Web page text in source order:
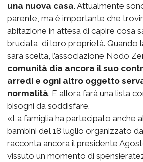
una nuova casa. Attualmente
parente, ma è importante che
abitazione in attesa di capire cosa
bruciata, di loro proprietà. Quando
sarà scelta, l’associazione Nodo
comunità dia ancora il suo
arredi e ogni altro oggetto
normalità. E allora farà una lista
bisogni da soddisfare.
«La famiglia ha partecipato anche
bambini del 18 luglio organizzato
racconta ancora il presidente
vissuto un momento di